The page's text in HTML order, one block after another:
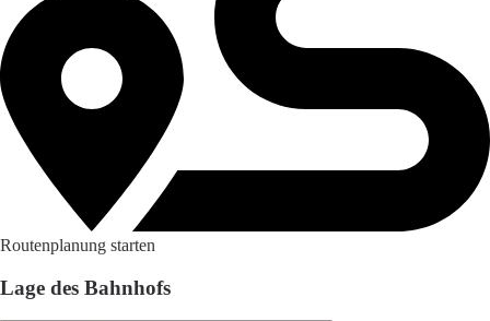
Routenplanung starten
Lage des Bahnhofs